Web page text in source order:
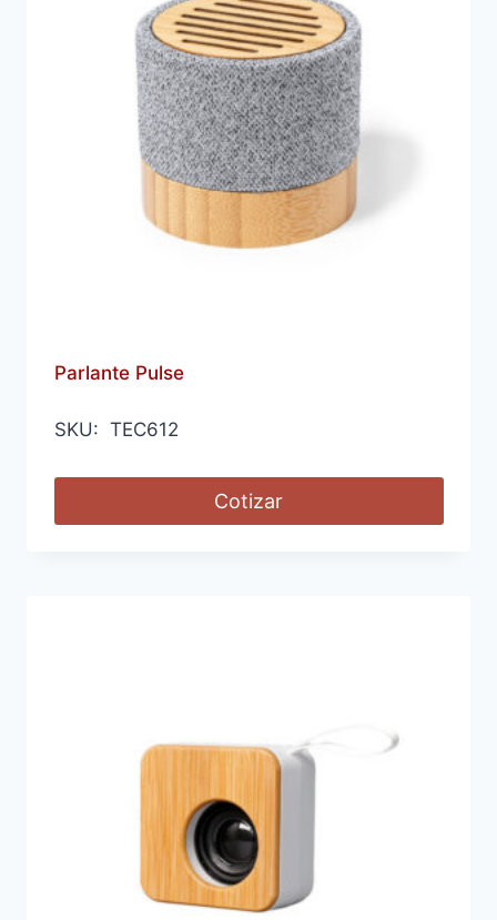
Parlante Pulse
SKU: TEC612
Cotizar